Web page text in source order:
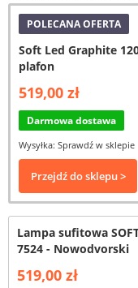
POLECANA OFERTA
Soft Led Graphite
plafon
519,00 zł
Darmowa dostawa
Wysyłka: Sprawdź w sklepie
Przejdź do sklepu >
Lampa sufitowa
7524 - Nowodvorski
519,00 zł